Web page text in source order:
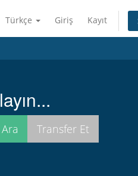
Türkçe Giriş Kayıt